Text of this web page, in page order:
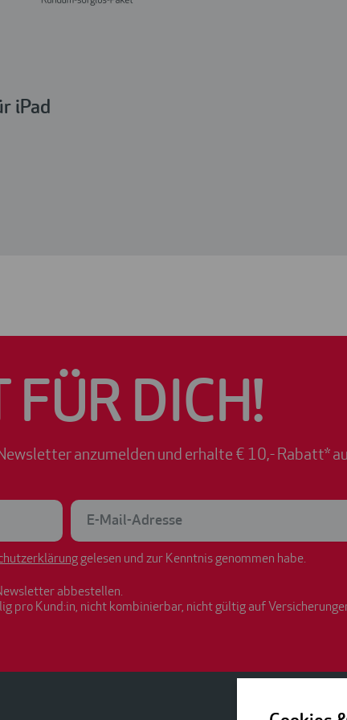
iPad
DICH!
anzumelden und erhalte € 10,- Rabatt*
gelesen und zur Kenntnis genommen habe.
abbestellen.
Kund:in, nicht kombinierbar, nicht gültig auf